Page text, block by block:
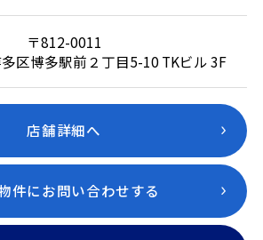
〒812-0011
区博多駅前２丁目5-10 TKビル 3F
店舗詳細へ
件にお問い合わせする